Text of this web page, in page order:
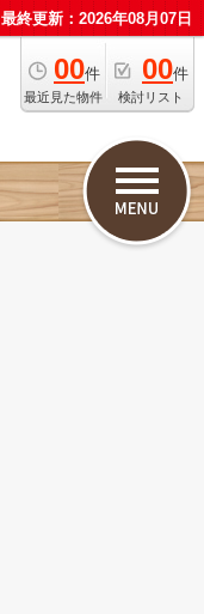
最終更新：2026年08月07日
00件
最近見た物件
00件
検討リスト